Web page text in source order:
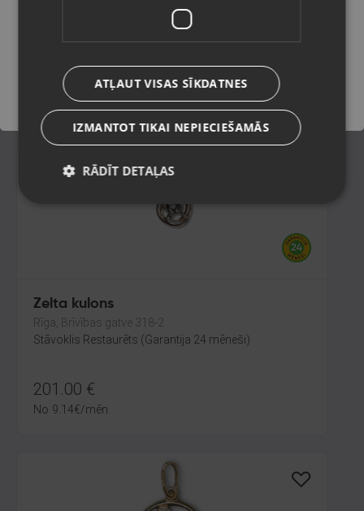
Rēzekne, Atbrīvošanas aleja 119
Stāvoklis Restaurēts (Garantija 24 mēneši)
55.00
2.50€/mēn.
Zelta kulons
Rīga, Brīvības gatve 318-2
Stāvoklis Restaurēts (Garantija 24 mēneši)
201.00 €
No 9.14€/mēn.
Saglabāt
ATĻAUT VISAS SĪKDATNES
IZMANTOT TIKAI NEPIECIEŠAMĀS
RĀDĪT DETAĻAS